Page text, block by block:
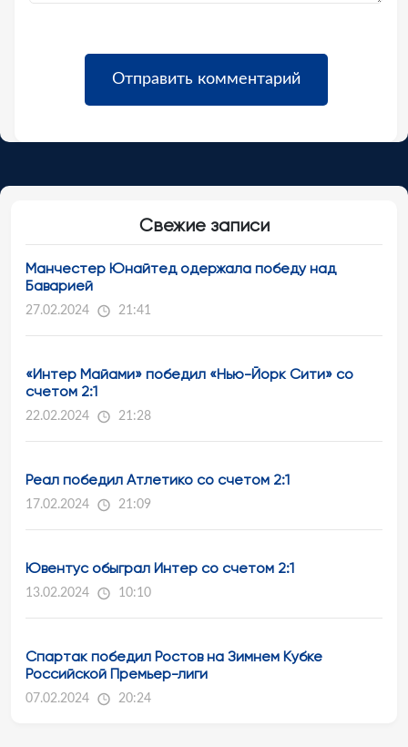
Свежие записи
Манчестер Юнайтед одержала победу над
Баварией
27.02.2024 21:41
«Интер Майами» победил «Нью-Йорк Сити» со
счетом 2:1
22.02.2024 21:28
Реал победил Атлетико со счетом 2:1
17.02.2024 21:09
Ювентус обыграл Интер со счетом 2:1
13.02.2024 10:10
Спартак победил Ростов на Зимнем Кубке
Российской Премьер-лиги
07.02.2024 20:24